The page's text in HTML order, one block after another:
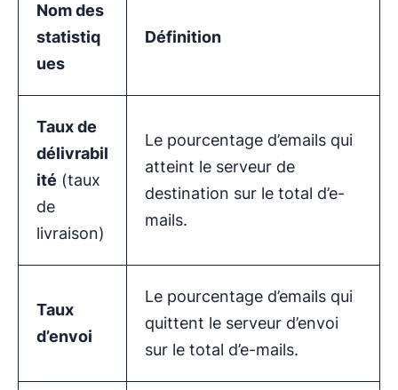
Nom des
statistiq
ues
Définition
Taux de
délivrabil
ité (taux
de
livraison)
Le pourcentage d’emails qui
atteint le serveur de
destination sur le total d’e-
mails.
Taux
d’envoi
Le pourcentage d’emails qui
quittent le serveur d’envoi
sur le total d’e-mails.